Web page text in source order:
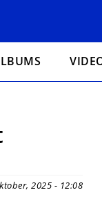
2025 - 12:08